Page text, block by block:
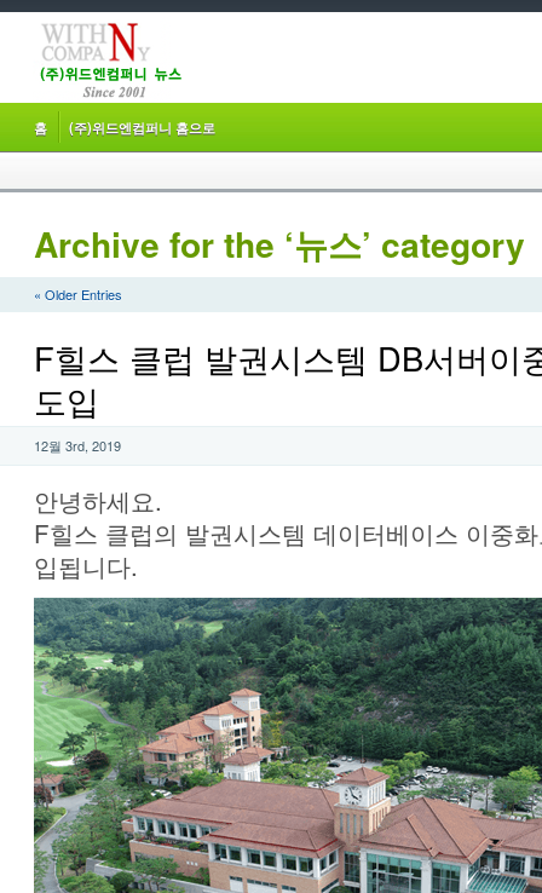
홈 (주)위드엔컴퍼니 홈으로
Archive for the ‘뉴스’ category
« Older Entries
F힐스 클럽 발권시스템 DB서버이
도입
12월 3rd, 2019
안녕하세요.
F힐스 클럽의 발권시스템 데이터베이스 이중
입됩니다.